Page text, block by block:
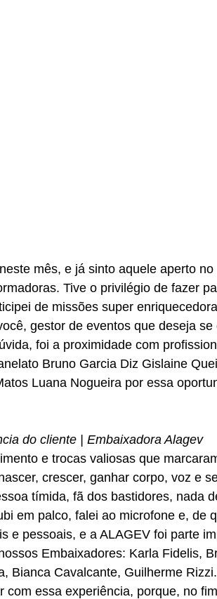
mês, e já sinto aquele aperto
Tive o privilégio de fazer
de missões super
gestor de eventos que deseja
foi a proximidade com
Bruno Garcia Diz Gislaine
Luana Nogueira por essa
do cliente | Embaixadora Alagev
e trocas valiosas que
crescer, ganhar corpo, voz e
tímida, fã dos bastidores, nada
em palco, falei ao microfone e, de
pessoais, e a ALAGEV foi parte
Embaixadores: Karla Fidelis,
Bianca Cavalcante, Guilherme
essa experiência, porque, no